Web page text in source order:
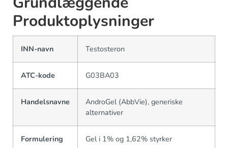
Produktoplysninger
INN-navn Testosteron
ATC-kode G03BA03
Handelsnavne
AndroGel (AbbVie), generiske
alternativer
Formulering Gel i 1% og 1,62% styrker